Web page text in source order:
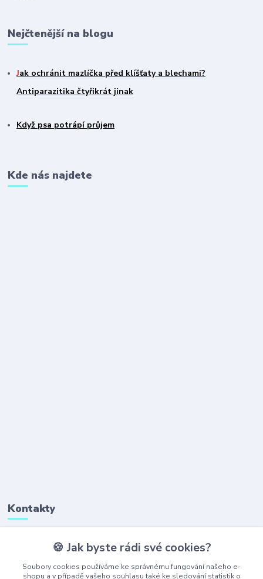
Nejčtenější na blogu
Jak ochránit mazlíčka před klíšťaty a blechami?
Antiparazitika čtyřikrát jinak
Když psa potrápí průjem
Kde nás najdete
Kontakty
+420 777 323 641
(Po-Pá, 8-16 hod.)
🍪 Jak byste rádi své cookies?
Soubory cookies používáme ke správnému fungování našeho e-
shopu a v případě vašeho souhlasu také ke sledování statistik o